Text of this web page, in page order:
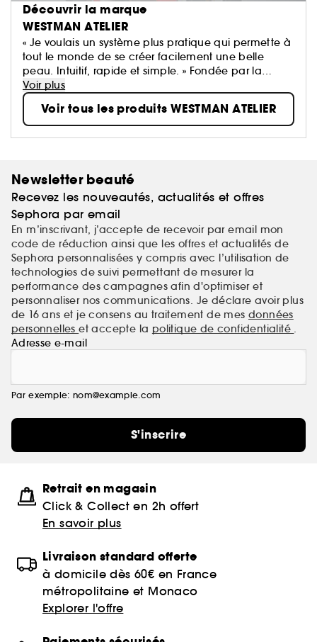
Découvrir la marque
WESTMAN ATELIER
« Je voulais un système plus pratique qui permette à
tout le monde de se créer facilement une belle
peau. Intuitif, rapide et simple. » Fondée par la
maquilleuse éditoriale Gucci Westman, la marque
de beauté propre Westman Atelier associe des
pigments hautes performances, des actifs de soin
cutané nourrissants et les formulations les plus sûres
à un œil extraordinaire pour la couleur. Il en résulte
saisissante, aussi agréable au toucher qu'à l'œil.
Voir plus
Voir tous les produits WESTMAN ATELIER
Newsletter beauté
Recevez les nouveautés, actualités et offres
Sephora par email
En m’inscrivant, j’accepte de recevoir par email mon
code de réduction ainsi que les offres et actualités de
Sephora personnalisées y compris avec l’utilisation de
technologies de suivi permettant de mesurer la
performance des campagnes afin d'optimiser et
personnaliser nos communications. Je déclare avoir plus
de 16 ans et je consens au traitement de mes données
personnelleset accepte la politique de confidentialité .
Adresse e-mail
Par exemple: nom@example.com
S'inscrire
Retrait en magasin
Click & Collect en 2h offert
En savoir plus
Livraison standard offerte
à domicile dès 60€ en France
métropolitaine et Monaco
Explorer l'offre